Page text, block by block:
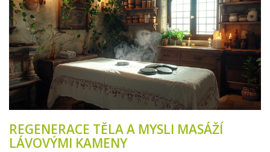
REGENERACE TĚLA A MYSLI MASÁŽÍ
LÁVOVÝMI KAMENY